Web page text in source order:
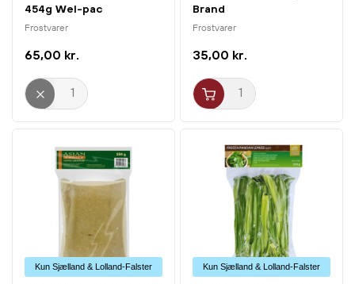
454g Wel-pac
Frostvarer
65,00 kr.
Brand
Frostvarer
35,00 kr.
Kun Sjælland & Lolland-Falster Kun Sjælland & Lolland-Falster